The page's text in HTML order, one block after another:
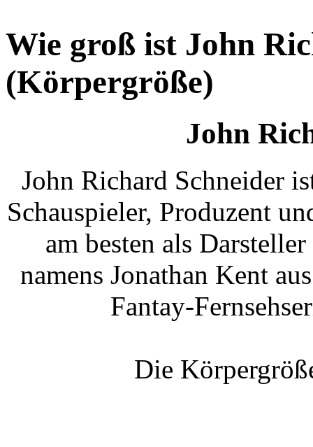
Wie groß ist John
(Körpergröße)
John
John Richard Schneider
Schauspieler, Produzent
am besten als
namens Jonathan Kent
Fantay-
Die